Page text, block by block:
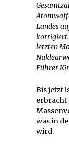
Landes
korrigiert.
letzten
Führer
Bis jetzt
erbracht
was in
wird.